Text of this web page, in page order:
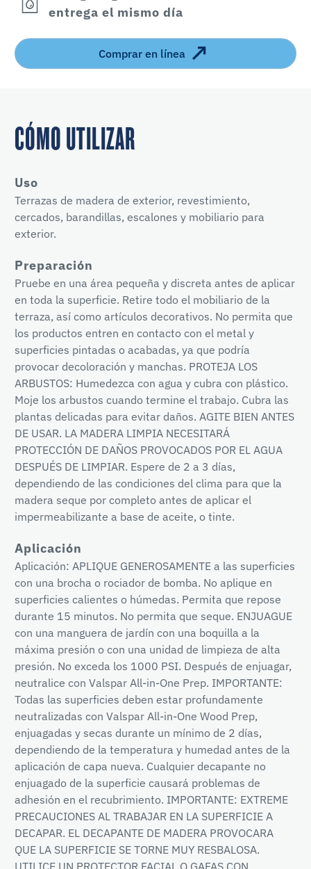
entrega el mismo día
Comprar en línea
CÓMO UTILIZAR
Uso
Terrazas de madera de exterior, revestimiento,
cercados, barandillas, escalones y mobiliario para
exterior.
Preparación
Pruebe en una área pequeña y discreta antes de aplicar
en toda la superficie. Retire todo el mobiliario de la
terraza, así como artículos decorativos. No permita que
los productos entren en contacto con el metal y
superficies pintadas o acabadas, ya que podría
provocar decoloración y manchas. PROTEJA LOS
ARBUSTOS: Humedezca con agua y cubra con plástico.
Moje los arbustos cuando termine el trabajo. Cubra las
plantas delicadas para evitar daños. AGITE BIEN ANTES
DE USAR. LA MADERA LIMPIA NECESITARÁ
PROTECCIÓN DE DAÑOS PROVOCADOS POR EL AGUA
DESPUÉS DE LIMPIAR. Espere de 2 a 3 días,
dependiendo de las condiciones del clima para que la
madera seque por completo antes de aplicar el
impermeabilizante a base de aceite, o tinte.
Aplicación
Aplicación: APLIQUE GENEROSAMENTE a las superficies
con una brocha o rociador de bomba. No aplique en
superficies calientes o húmedas. Permita que repose
durante 15 minutos. No permita que seque. ENJUAGUE
con una manguera de jardín con una boquilla a la
máxima presión o con una unidad de limpieza de alta
presión. No exceda los 1000 PSI. Después de enjuagar,
neutralice con Valspar All-in-One Prep. IMPORTANTE:
Todas las superficies deben estar profundamente
neutralizadas con Valspar All-in-One Wood Prep,
enjuagadas y secas durante un mínimo de 2 días,
dependiendo de la temperatura y humedad antes de la
aplicación de capa nueva. Cualquier decapante no
enjuagado de la superficie causará problemas de
adhesión en el recubrimiento. IMPORTANTE: EXTREME
PRECAUCIONES AL TRABAJAR EN LA SUPERFICIE A
DECAPAR. EL DECAPANTE DE MADERA PROVOCARA
QUE LA SUPERFICIE SE TORNE MUY RESBALOSA.